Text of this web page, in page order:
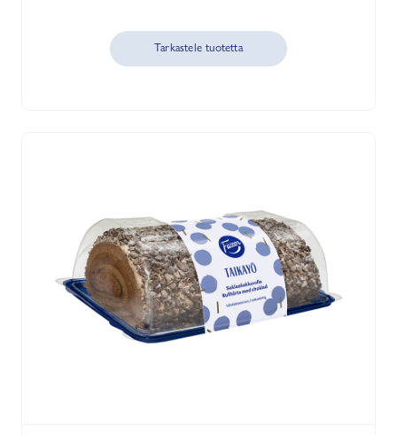
Tarkastele tuotetta